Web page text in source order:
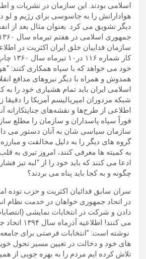
اسلامی بودند. این سازمان در نشریات و
هوادارانش را به جاسوسی برای رژیم و لو
دیگر تشویق می کرد. بعنوان مثال بعد از
سازمان فداییان خلق ایران اکثریت در
کار
خود می خواهد که با سپاه همکاری کنند:
همدوش و همراه با دیگر نیروهای مدافع
اسلامی ایران باید تمام هشیاری خود را به
شبکه مزدوران امپریالیسم آمریکا را دقیقا
اطلاعی از طرح‌ها و نقشه‌های جنایتکارانه
سازمان سیاسی شان به آنان دستور می
گروه های دیگر را به دلیل مخالفت و
به کمیته ها معرفی کنند، امروز تیری به
ادعا می کنند که باید خود را از “لبه تیز
چگونه و به کجا باید پناه می بردند؟
سران سابق فدائیان اکثریت و حزب توده
در اتحاد جمهوری خواهان در خدمت نظام
دادن و شرکت در انتخابات نمایشی
می کنند!
نوشته است: “انتخابات فرصتی برای
های خود و دخالت در تعیین مسیر تحول
تلاش کرده ایم مردم را به بهره جویی از